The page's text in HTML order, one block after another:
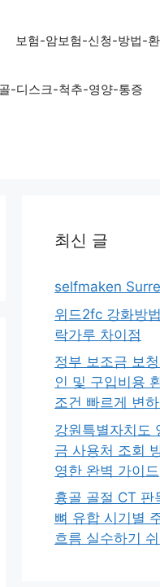
보험-암보험-신청-방법-
-디스크-척추-영양-통증
최신 글
selfmaken
위드2fc 강화방
락가루 차이점
정부 보조금 보
인 및 구입비용
조건 빠르게 변
강원특별자치도
금 사용처 조회
영한 완벽 가이드
흉골 골절 CT 판
뼈 유합 시기별
흐름 실수하기